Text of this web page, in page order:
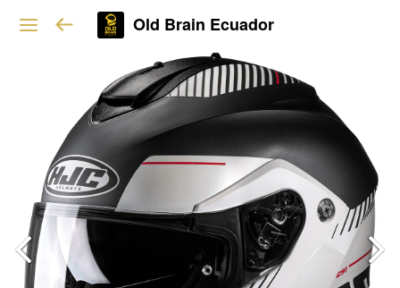
Old Brain Ecuador